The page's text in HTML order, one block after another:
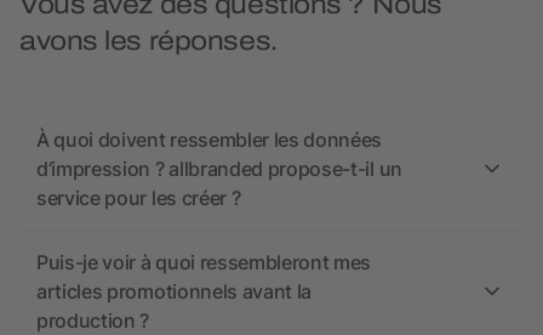
avons les réponses.
À quoi doivent ressembler les données
d’impression ? allbranded propose-t-il un
service pour les créer ?
Puis-je voir à quoi ressembleront mes
articles promotionnels avant la
production ?